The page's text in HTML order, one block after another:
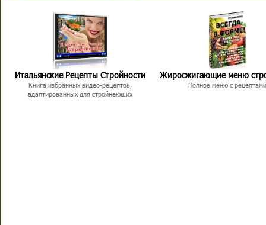
Итальянские Рецепты Стройности
Книга избранных видео-рецептов,
адаптированных для стройнеющих
Жиросжигающие меню
Полное меню с рецептами